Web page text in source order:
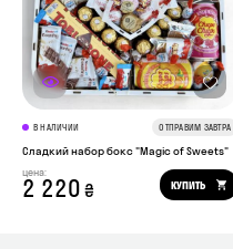
В НАЛИЧИИ ОТПРАВИМ ЗАВТРА
Сладкий набор бокс "Magic of Sweets"
цена:
2 220 ₴ КУПИТЬ